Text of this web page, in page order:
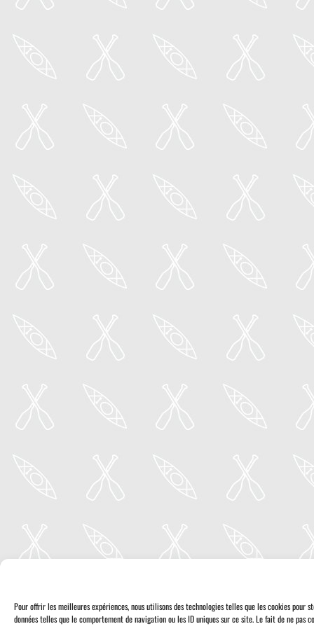
Pour offrir les meilleures expériences, nous utilisons des technologies telles que les cookies
données telles que le comportement de navigation ou les ID uniques sur ce site. Le fait de ne